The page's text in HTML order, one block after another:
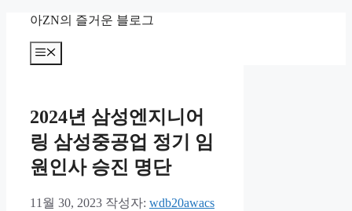
아ZN의 즐거운 블로그
메
뉴
2024년 삼성엔지니어
링 삼성중공업 정기 임
원인사 승진 명단
11월 30, 2023 작성자: wdb20awacs